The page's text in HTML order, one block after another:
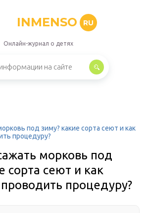
INMENSO RU
Онлайн-журнал о детях
под зиму? какие сорта сеют и как
процедуру?
морковь под
сорта сеют и как
процедуру?